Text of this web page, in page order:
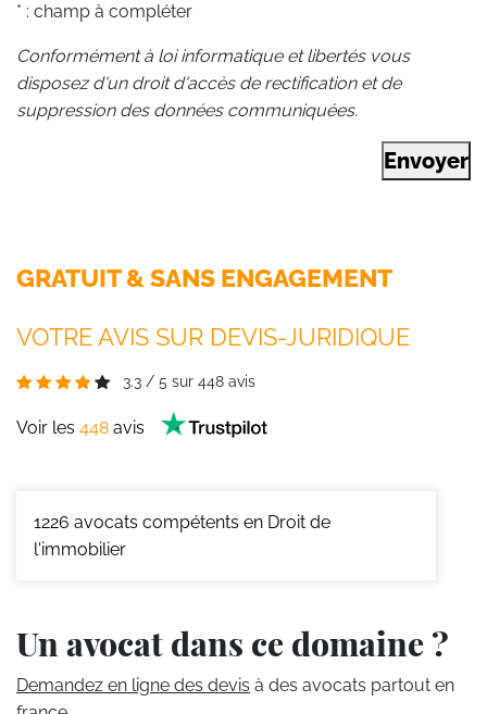
* : champ à compléter
Conformément à loi informatique et libertés vous
disposez d'un droit d'accès de rectification et de
suppression des données communiquées.
Envoyer
GRATUIT & SANS ENGAGEMENT
VOTRE AVIS SUR DEVIS-JURIDIQUE
3.3 / 5 sur 448 avis
Voir les 448 avis
1226 avocats compétents en Droit de
l'immobilier
Un avocat dans ce domaine ?
Demandez en ligne des devis à des avocats partout en